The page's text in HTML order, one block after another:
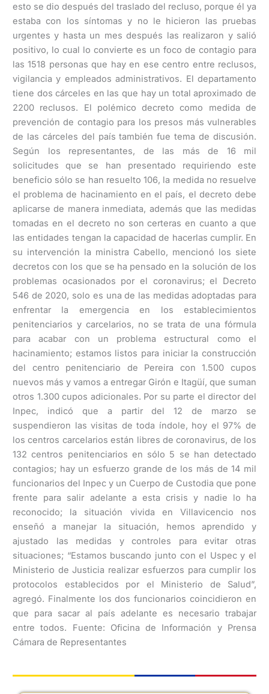
esto se dio después del traslado del recluso, porque él ya
estaba con los síntomas y no le hicieron las pruebas
urgentes y hasta un mes después las realizaron y salió
positivo, lo cual lo convierte es un foco de contagio para
las 1518 personas que hay en ese centro entre reclusos,
vigilancia y empleados administrativos. El departamento
tiene dos cárceles en las que hay un total aproximado de
2200 reclusos. El polémico decreto como medida de
prevención de contagio para los presos más vulnerables
de las cárceles del país también fue tema de discusión.
Según los representantes, de las más de 16 mil
solicitudes que se han presentado requiriendo este
beneficio sólo se han resuelto 106, la medida no resuelve
el problema de hacinamiento en el país, el decreto debe
aplicarse de manera inmediata, además que las medidas
tomadas en el decreto no son certeras en cuanto a que
las entidades tengan la capacidad de hacerlas cumplir. En
su intervención la ministra Cabello, mencionó los siete
decretos con los que se ha pensado en la solución de los
problemas ocasionados por el coronavirus; el Decreto
546 de 2020, solo es una de las medidas adoptadas para
enfrentar la emergencia en los establecimientos
penitenciarios y carcelarios, no se trata de una fórmula
para acabar con un problema estructural como el
hacinamiento; estamos listos para iniciar la construcción
del centro penitenciario de Pereira con 1.500 cupos
nuevos más y vamos a entregar Girón e Itagüí, que suman
otros 1.300 cupos adicionales. Por su parte el director del
Inpec, indicó que a partir del 12 de marzo se
suspendieron las visitas de toda índole, hoy el 97% de
los centros carcelarios están libres de coronavirus, de los
132 centros penitenciarios en sólo 5 se han detectado
contagios; hay un esfuerzo grande de los más de 14 mil
funcionarios del Inpec y un Cuerpo de Custodia que pone
frente para salir adelante a esta crisis y nadie lo ha
reconocido; la situación vivida en Villavicencio nos
enseñó a manejar la situación, hemos aprendido y
ajustado las medidas y controles para evitar otras
situaciones; “Estamos buscando junto con el Uspec y el
Ministerio de Justicia realizar esfuerzos para cumplir los
protocolos establecidos por el Ministerio de Salud”,
agregó. Finalmente los dos funcionarios coincidieron en
que para sacar al país adelante es necesario trabajar
entre todos. Fuente: Oficina de Información y Prensa
Cámara de Representantes